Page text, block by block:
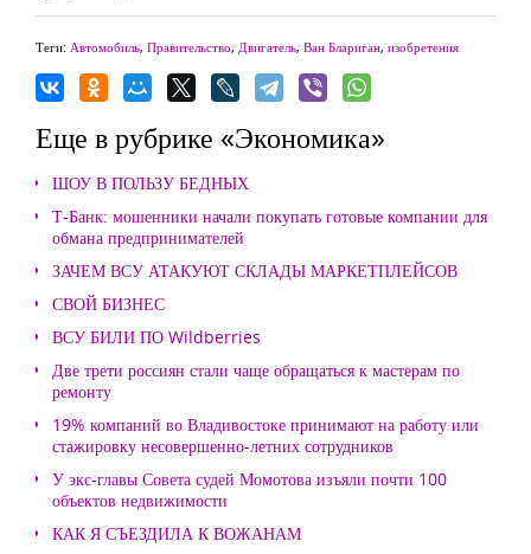
Теги: Автомобиль, Правительство, Двигатель, Ван Блариган, изобретения
Еще в рубрике «Экономика»
ШОУ В ПОЛЬЗУ БЕДНЫХ
Т-Банк: мошенники начали покупать готовые компании для
обмана предпринимателей
ЗАЧЕМ ВСУ АТАКУЮТ СКЛАДЫ МАРКЕТПЛЕЙСОВ
СВОЙ БИЗНЕС
ВСУ БИЛИ ПО Wildberries
Две трети россиян стали чаще обращаться к мастерам по
ремонту
19% компаний во Владивостоке принимают на работу или
стажировку несовершенно-летних сотрудников
У экс-главы Совета судей Момотова изъяли почти 100
объектов недвижимости
КАК Я СЪЕЗДИЛА К ВОЖАНАМ